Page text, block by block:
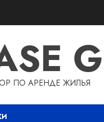
ПО АРЕНДЕ ЖИЛЬЯ